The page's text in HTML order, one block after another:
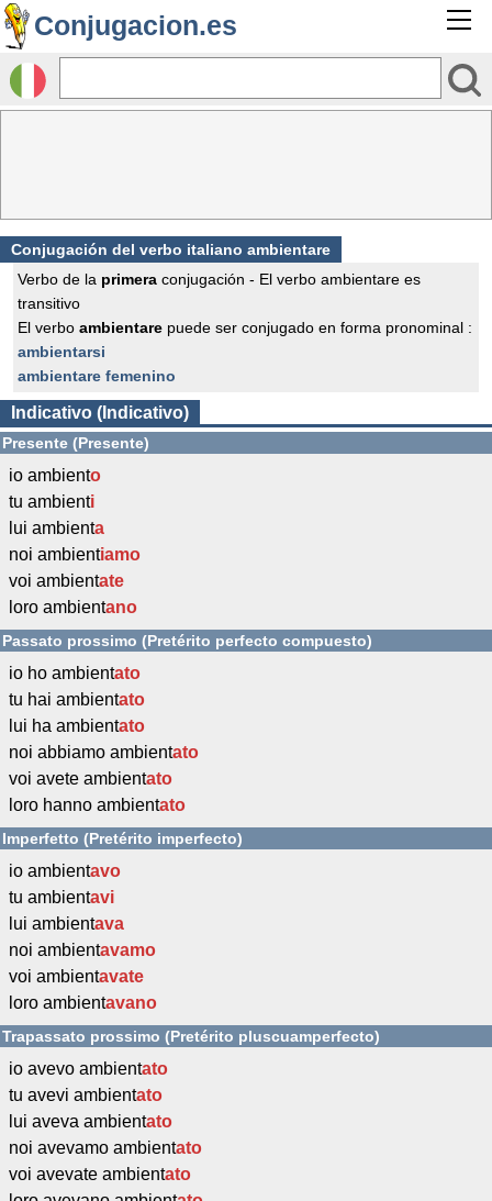
Conjugacion.es
Conjugación del verbo italiano ambientare
Verbo de la primera conjugación - El verbo ambientare es
transitivo
El verbo ambientare puede ser conjugado en forma pronominal :
ambientarsi
ambientare femenino
Indicativo (Indicativo)
Presente (Presente)
io ambiento
tu ambienti
lui ambienta
noi ambientiamo
voi ambientate
loro ambientano
Passato prossimo (Pretérito perfecto compuesto)
io ho ambientato
tu hai ambientato
lui ha ambientato
noi abbiamo ambientato
voi avete ambientato
loro hanno ambientato
Imperfetto (Pretérito imperfecto)
io ambientavo
tu ambientavi
lui ambientava
noi ambientavamo
voi ambientavate
loro ambientavano
Trapassato prossimo (Pretérito pluscuamperfecto)
io avevo ambientato
tu avevi ambientato
lui aveva ambientato
noi avevamo ambientato
voi avevate ambientato